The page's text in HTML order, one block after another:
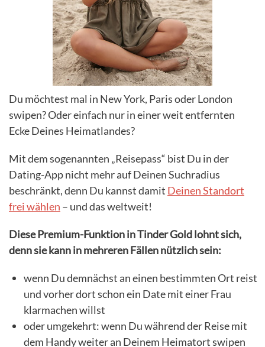
Du möchtest mal in New York, Paris oder London
swipen? Oder einfach nur in einer weit entfernten
Ecke Deines Heimatlandes?
Mit dem sogenannten „Reisepass“ bist Du in der
Dating-App nicht mehr auf Deinen Suchradius
beschränkt, denn Du kannst damit Deinen Standort
frei wählen – und das weltweit!
Diese Premium-Funktion in Tinder Gold lohnt sich,
denn sie kann in mehreren Fällen nützlich sein:
wenn Du demnächst an einen bestimmten Ort reist
und vorher dort schon ein Date mit einer Frau
klarmachen willst
oder umgekehrt: wenn Du während der Reise mit
dem Handy weiter an Deinem Heimatort swipen